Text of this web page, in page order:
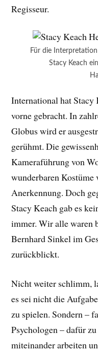
Regisseur.
Für die
Stacy Keach
International hat
vorne gebracht. In
Globus wird er
gerühmt. Die
Kameraführung von
wunderbaren Kostüme
Anerkennung. Doch
Stacy Keach gab es
immer. Wir alle waren
Bernhard Sinkel im
zurückblickt.
Nicht weiter schlimm,
es sei nicht die
zu spielen. Sondern –
Psychologen – dafür
miteinander arbeiten